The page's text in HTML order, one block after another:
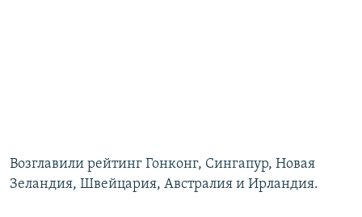
Возглавили рейтинг Гонконг, Сингапур, Новая
Зеландия, Швейцария, Австралия и Ирландия.